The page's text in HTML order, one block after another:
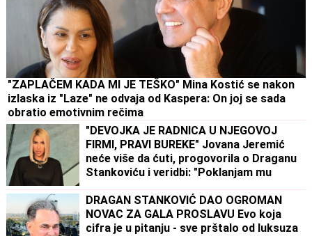
"ZAPLAČEM KADA MI JE TEŠKO" Mina Kostić se nakon
izlaska iz "Laze" ne odvaja od Kaspera: On joj se sada
obratio emotivnim rečima
"DEVOJKA JE RADNICA U NJEGOVOJ
FIRMI, PRAVI BUREKE" Jovana Jeremić
neće više da ćuti, progovorila o Draganu
Stankoviću i veridbi: "Poklanjam mu
titulu bivšeg dečka JJ"
DRAGAN STANKOVIĆ DAO OGROMAN
NOVAC ZA GALA PROSLAVU Evo koja
cifra je u pitanju - sve prštalo od luksuza